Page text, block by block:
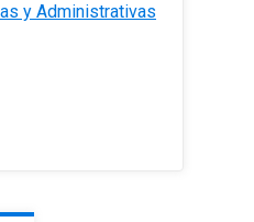
y Administrativas